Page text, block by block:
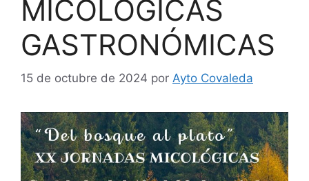
MICOLÓGICAS
GASTRONÓMICAS
15 de octubre de 2024 por Ayto Covaleda